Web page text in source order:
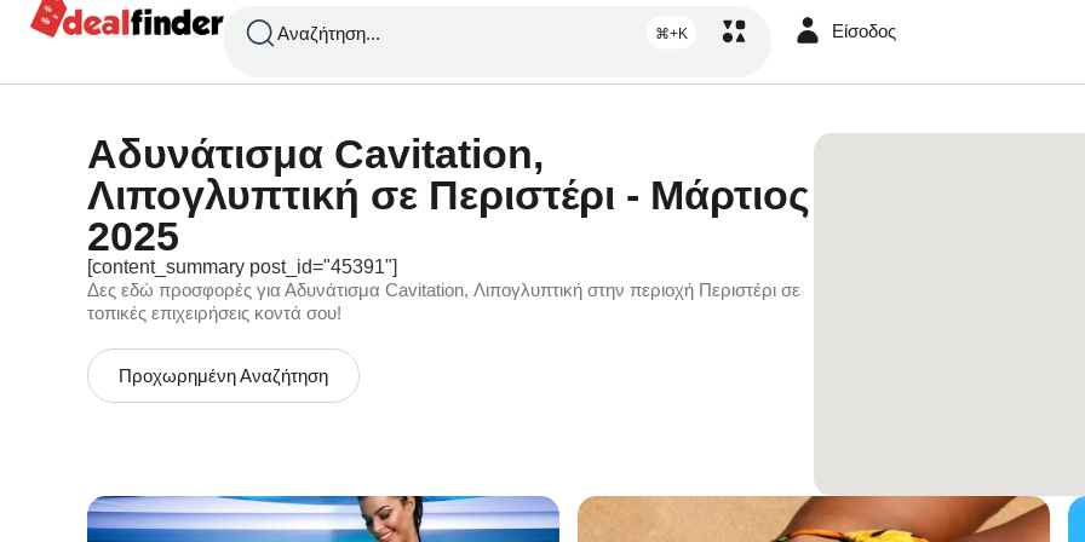
Αναζήτηση... ⌘+K Είσοδος
Αδυνάτισμα Cavitation,
Λιπογλυπτική σε Περιστέρι - Μάρτιος
2025
[content_summary post_id="45391"]
Δες εδώ προσφορές για Αδυνάτισμα Cavitation, Λιπογλυπτική στην περιοχή Περιστέρι σε
τοπικές επιχειρήσεις κοντά σου!
Προχωρημένη Αναζήτηση